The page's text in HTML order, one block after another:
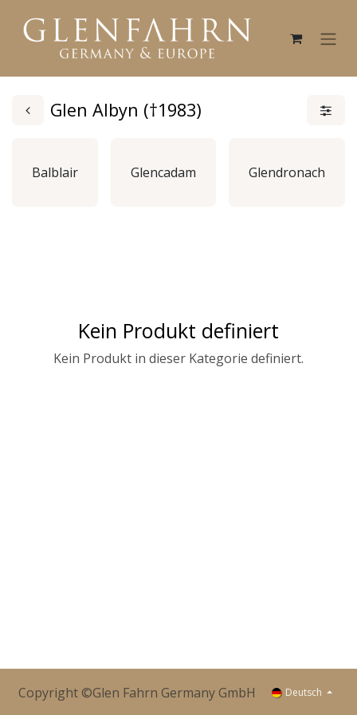
Glen Albyn (†1983)
Balblair Glencadam Glendronach
Kein Produkt definiert
Kein Produkt in dieser Kategorie definiert.
Copyright ©Glen Fahrn Germany GmbH Deutsch